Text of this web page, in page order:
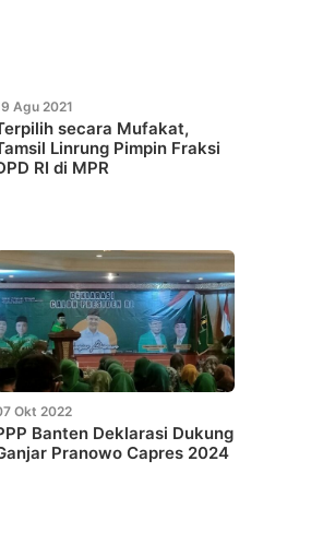
Agu 2021
secara Mufakat,
Linrung Pimpin Fraksi
RI di MPR
Okt 2022
Banten Deklarasi Dukung
Pranowo Capres 2024